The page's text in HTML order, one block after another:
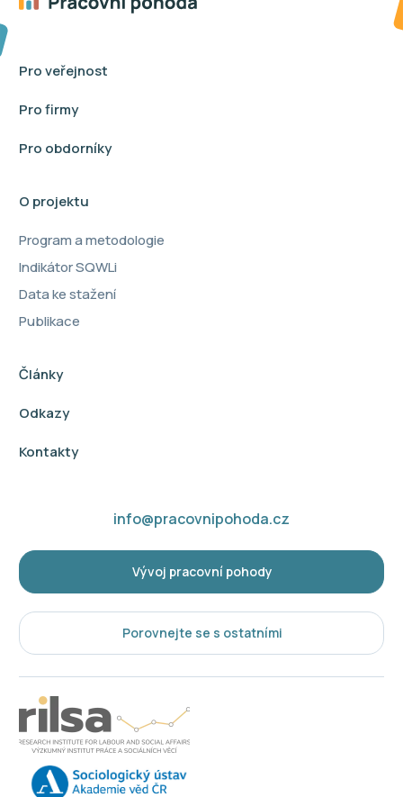
Pro veřejnost
Pro firmy
Pro obdorníky
O projektu
Program a metodologie
Indikátor SQWLi
Data ke stažení
Publikace
Články
Odkazy
Kontakty
info@pracovnipohoda.cz
Vývoj pracovní pohody
Porovnejte se s ostatními